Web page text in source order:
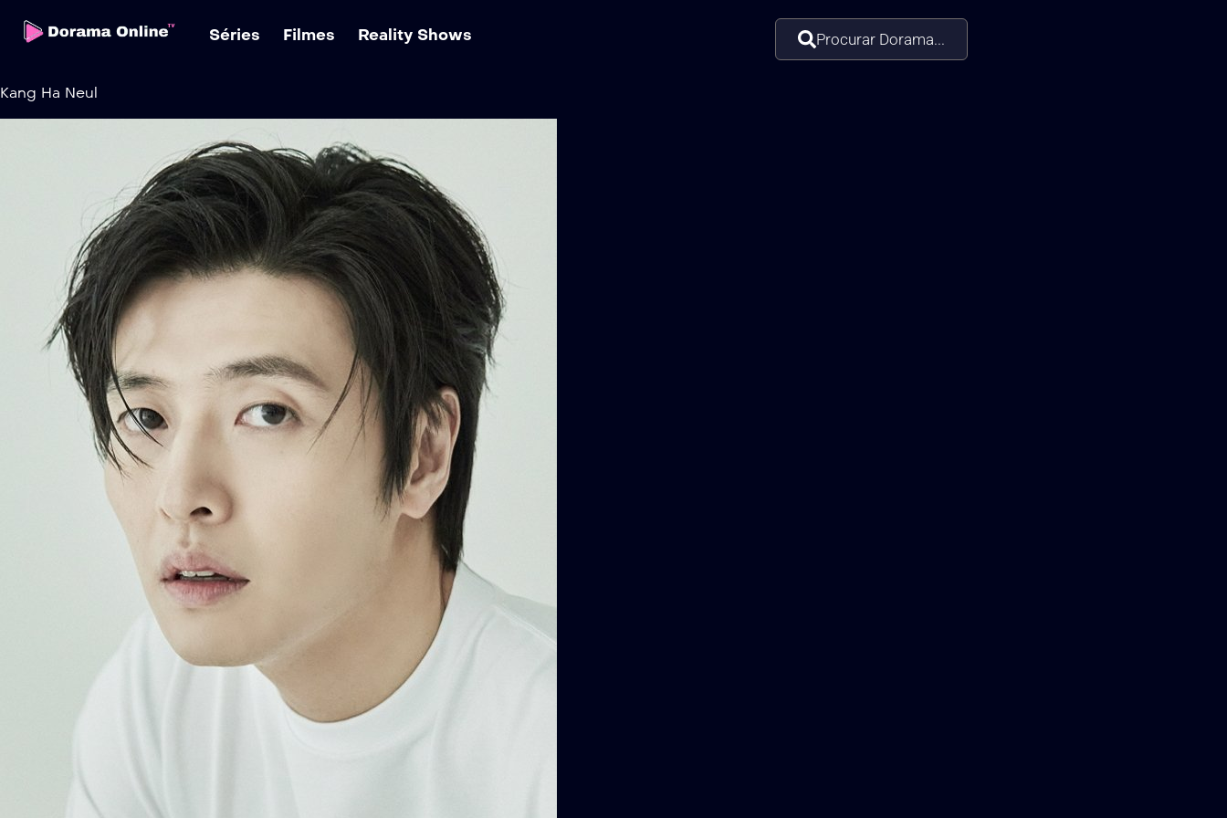
Séries Filmes Reality Shows Procurar Dorama...
Kang Ha Neul